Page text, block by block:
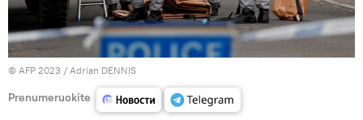
© AFP 2023 / Adrian DENNIS
Prenumeruokite